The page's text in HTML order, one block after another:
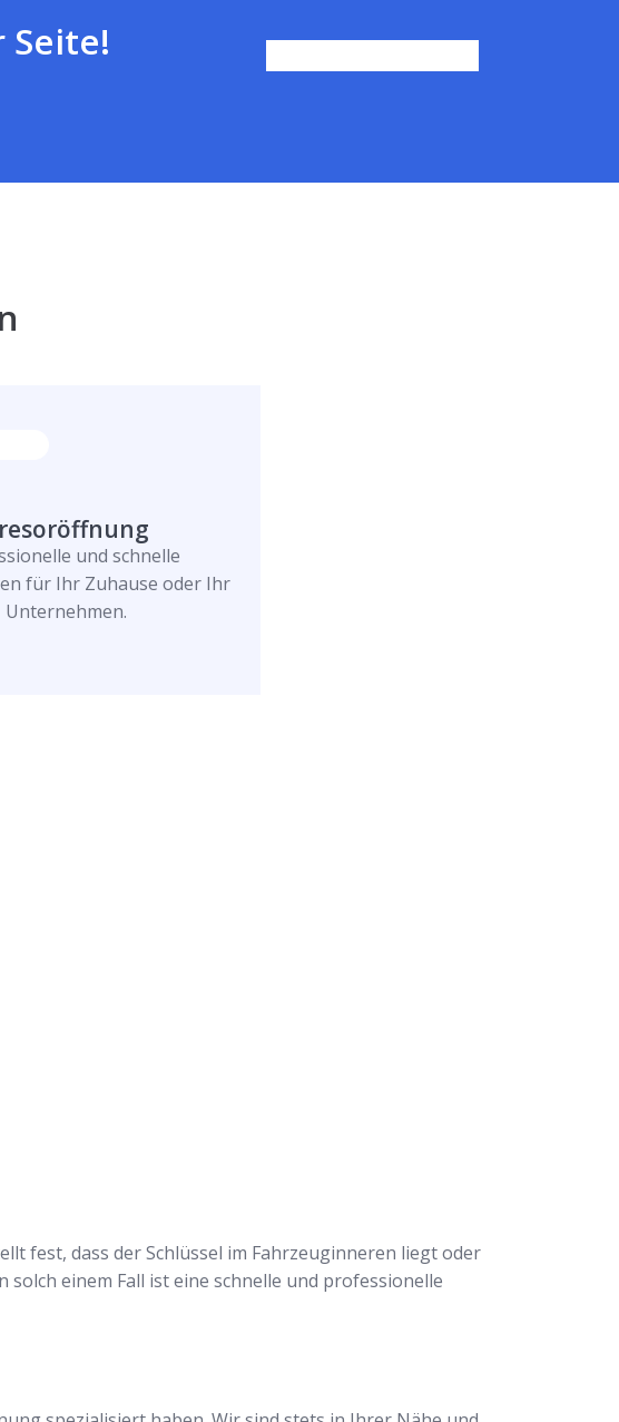
Seite!
und schnelle
für Ihr Zuhause oder Ihr
Unternehmen.
fest, dass der Schlüssel im Fahrzeuginneren liegt oder
einem Fall ist eine schnelle und professionelle